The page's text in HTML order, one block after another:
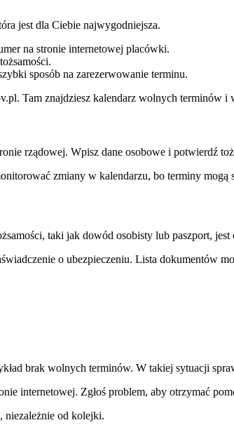
jest dla Ciebie najwygodniejsza.
na stronie internetowej placówki.
sposób na zarezerwowanie terminu.
Tam znajdziesz kalendarz wolnych terminów i
rządowej. Wpisz dane osobowe i potwierdź
zmiany w kalendarzu, bo terminy mogą
taki jak dowód osobisty lub paszport,
o ubezpieczeniu. Lista dokumentów
brak wolnych terminów. W takiej sytuacji
internetowej. Zgłoś problem, aby otrzymać
niezależnie od kolejki.